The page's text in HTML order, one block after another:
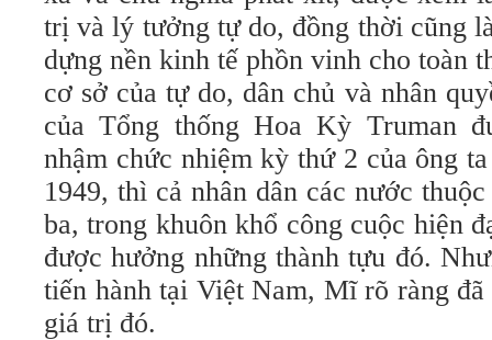
trị và lý tưởng tự do, đồng thời cũng
dựng nền kinh tế phồn vinh cho toàn
cơ sở của tự do, dân chủ và nhân
của Tổng thống Hoa Kỳ Truman
nhậm chức nhiệm kỳ thứ 2 của ông
1949, thì cả nhân dân các nước
ba, trong khuôn khổ công cuộc hiện
được hưởng những thành tựu đó.
tiến hành tại Việt Nam, Mĩ rõ ràng
giá trị đó.